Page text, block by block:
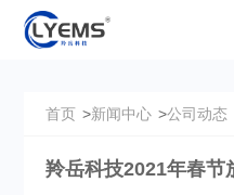
首页 >新闻中心 >公司动态
羚岳科技2021年春节